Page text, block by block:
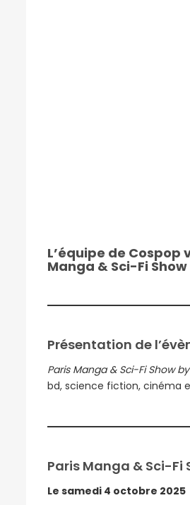
L’équipe de
Manga & Sci-Fi
Présentation de
Paris Manga & Sci-Fi Show by
bd, science fiction, cinéma
Paris Manga & Sci-Fi
Le samedi 4 octobre 2025